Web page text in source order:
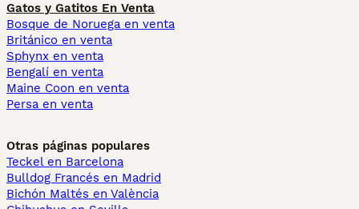
Gatos y Gatitos En Venta
Bosque de Noruega en venta
Británico en venta
Sphynx en venta
Bengalí en venta
Maine Coon en venta
Persa en venta
Otras páginas populares
Teckel en Barcelona
Bulldog Francés en Madrid
Bichón Maltés en València